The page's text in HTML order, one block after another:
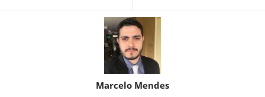
Marcelo Mendes